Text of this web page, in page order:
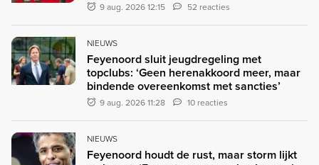
9 aug. 2026 12:15 52 reacties
NIEUWS
Feyenoord sluit jeugdregeling met
topclubs: ‘Geen herenakkoord meer, maar
bindende overeenkomst met sancties’
9 aug. 2026 11:28 10 reacties
NIEUWS
Feyenoord houdt de rust, maar storm lijkt